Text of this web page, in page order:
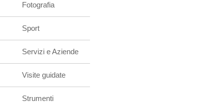
Fotografia
Sport
Servizi e Aziende
Visite guidate
Strumenti